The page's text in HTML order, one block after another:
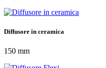
Diffusore in ceramica
150 mm